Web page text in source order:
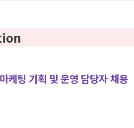
케팅 기획 및 운영 담당자 채용